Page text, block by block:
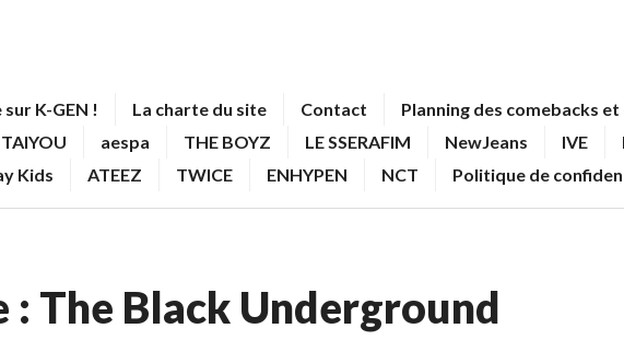
K-GEN ! La charte du site Contact Planning des comebacks
aespa THE BOYZ LE SSERAFIM NewJeans IVE
Kids ATEEZ TWICE ENHYPEN NCT Politique de
: The Black Underground